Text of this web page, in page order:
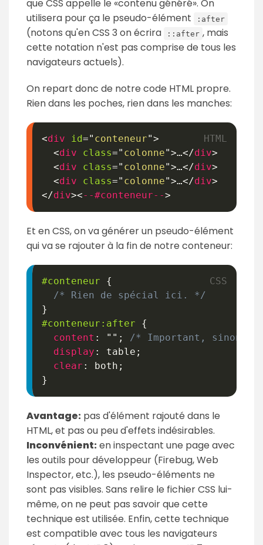
que CSS appelle le «contenu généré». On
utilisera pour ça le pseudo-élément
:after
(notons qu'en CSS 3 on écrira ::after , mais
cette notation n'est pas comprise de tous les
navigateurs actuels).
On repart donc de notre code HTML propre.
Rien dans les poches, rien dans les manches:
<div id=" conteneur">
<div class=" colonne">…</div>
<div class=" colonne">…</div>
<div class=" colonne">…</div>
</div><--#conteneur-->
Et en CSS, on va générer un pseudo-élément
qui va se rajouter à la fin de notre conteneur:
#conteneur
{
/* Rien de spécial ici. */
}
#conteneur :after
{
content : "" ;
/* Important, sinon
display : table ;
clear : both ;
}
Avantage: pas d'élément rajouté dans le
HTML, et pas ou peu d'effets indésirables.
Inconvénient:en inspectant une page avec
les outils pour développeur (Firebug, Web
Inspector, etc.), les pseudo-éléments ne
sont pas visibles. Sans relire le fichier CSS lui-
même, on ne peut pas savoir que cette
technique est utilisée. Enfin, cette technique
est compatible avec tous les navigateurs